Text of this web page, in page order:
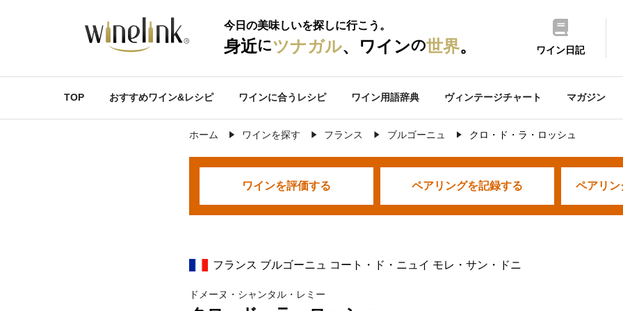
今日の美味しいを探しに行こう。
身近にツナガル、ワインの世界。 ワイン日記
TOP おすすめワイン&レシピ ワインに合うレシピ ワイン用語辞典 ヴィンテージチャート マガジン
ホーム ワインを探す フランス ブルゴーニュ クロ・ド・ラ・ロッシュ
ワインを評価する ペアリングを記録する ペアリン
フランス ブルゴーニュ コート・ド・ニュイ モレ・サン・ドニ
ドメーヌ・シャンタル・レミー